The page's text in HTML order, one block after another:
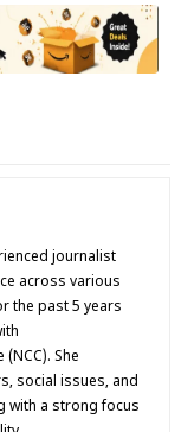
journalist
across various
the past 5 years
She
social issues, and
with a strong focus